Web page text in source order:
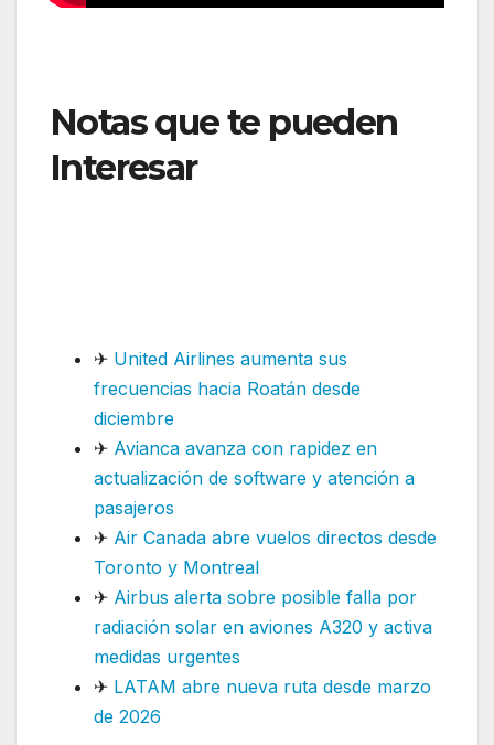
Notas que te pueden
Interesar:Aerolíneas
✈ United Airlines aumenta sus
frecuencias hacia Roatán desde
diciembre
✈ Avianca avanza con rapidez en
actualización de software y atención a
pasajeros
✈ Air Canada abre vuelos directos desde
Toronto y Montreal
✈ Airbus alerta sobre posible falla por
radiación solar en aviones A320 y activa
medidas urgentes
✈ LATAM abre nueva ruta desde marzo
de 2026